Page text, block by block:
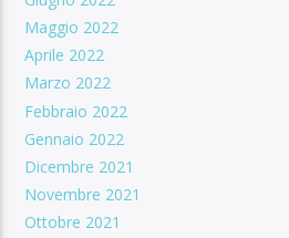
Maggio 2022
Aprile 2022
Marzo 2022
Febbraio 2022
Gennaio 2022
Dicembre 2021
Novembre 2021
Ottobre 2021